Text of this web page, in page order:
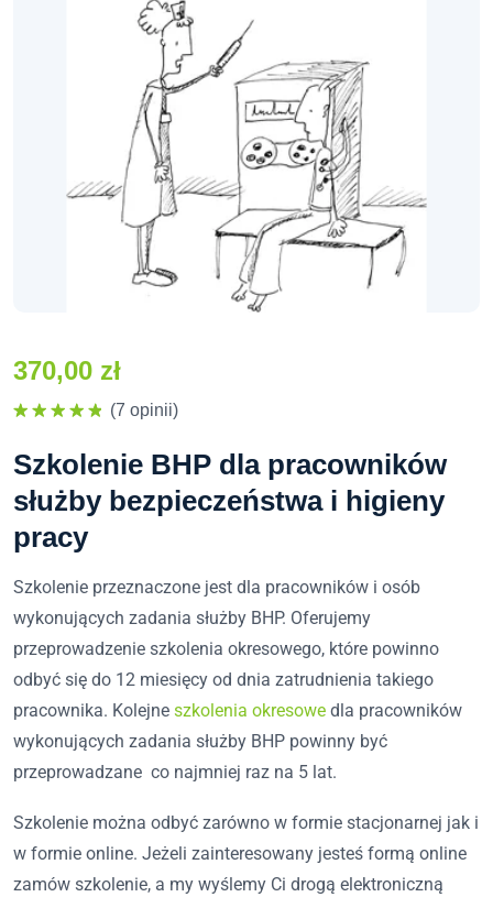
370,00 zł
(7 opinii)
Szkolenie BHP dla pracowników
służby bezpieczeństwa i higieny
pracy
Szkolenie przeznaczone jest dla pracowników i osób
wykonujących zadania służby BHP. Oferujemy
przeprowadzenie szkolenia okresowego, które powinno
odbyć się do 12 miesięcy od dnia zatrudnienia takiego
pracownika. Kolejne szkolenia okresowe dla pracowników
wykonujących zadania służby BHP powinny być
przeprowadzane co najmniej raz na 5 lat.
Szkolenie można odbyć zarówno w formie stacjonarnej jak i
w formie online. Jeżeli zainteresowany jesteś formą online
zamów szkolenie, a my wyślemy Ci drogą elektroniczną